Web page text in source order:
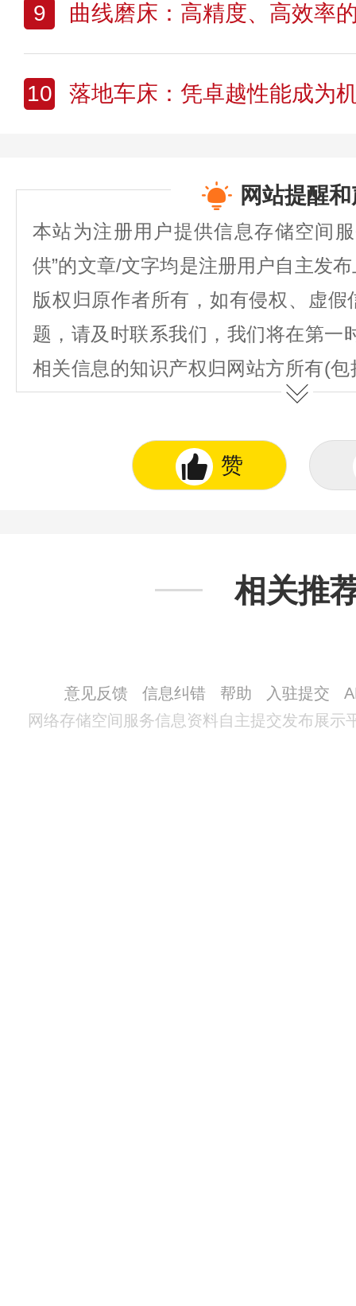
9 曲线磨床：高精度、高效率
10 落地车床：凭卓越性能成为
网站提醒
本站为注册用户提供信息存储空间
供”的文章/文字均是注册用户自主发
版权归原作者所有，如有侵权、虚
题，请及时联系我们，我们将在第一
相关信息的知识产权归网站方所有(
图表、著作权、商标权、为用户提
不得抄袭或使用。
赞
相关推
意见反馈 信息纠错 帮助 入驻提交
网络存储空间服务信息资料自主提交发布展示